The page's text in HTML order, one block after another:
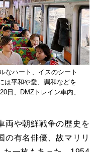
なハート、イスのシート
は平和や愛、調和などを
日、DMZトレイン車内、
両や朝鮮戦争の歴史を
の有名俳優、故マリリ